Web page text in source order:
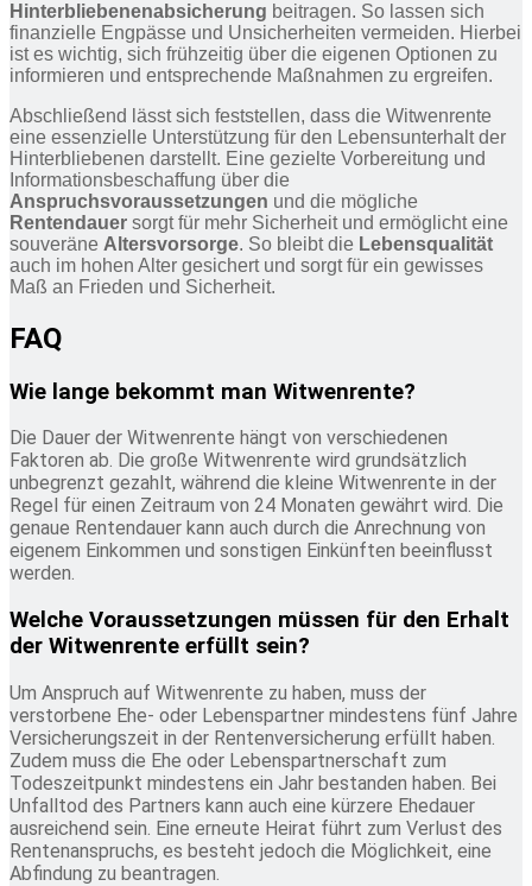
Hinterbliebenenabsicherung beitragen. So lassen sich
finanzielle Engpässe und Unsicherheiten vermeiden. Hierbei
ist es wichtig, sich frühzeitig über die eigenen Optionen zu
informieren und entsprechende Maßnahmen zu ergreifen.
Abschließend lässt sich feststellen, dass die Witwenrente
eine essenzielle Unterstützung für den Lebensunterhalt der
Hinterbliebenen darstellt. Eine gezielte Vorbereitung und
Informationsbeschaffung über die
Anspruchsvoraussetzungen und die mögliche
Rentendauer sorgt für mehr Sicherheit und ermöglicht eine
souveräne Altersvorsorge. So bleibt die Lebensqualität
auch im hohen Alter gesichert und sorgt für ein gewisses
Maß an Frieden und Sicherheit.
FAQ
Wie lange bekommt man Witwenrente?
Die Dauer der Witwenrente hängt von verschiedenen
Faktoren ab. Die große Witwenrente wird grundsätzlich
unbegrenzt gezahlt, während die kleine Witwenrente in der
Regel für einen Zeitraum von 24 Monaten gewährt wird. Die
genaue Rentendauer kann auch durch die Anrechnung von
eigenem Einkommen und sonstigen Einkünften beeinflusst
werden.
Welche Voraussetzungen müssen für den Erhalt
der Witwenrente erfüllt sein?
Um Anspruch auf Witwenrente zu haben, muss der
verstorbene Ehe- oder Lebenspartner mindestens fünf Jahre
Versicherungszeit in der Rentenversicherung erfüllt haben.
Zudem muss die Ehe oder Lebenspartnerschaft zum
Todeszeitpunkt mindestens ein Jahr bestanden haben. Bei
Unfalltod des Partners kann auch eine kürzere Ehedauer
ausreichend sein. Eine erneute Heirat führt zum Verlust des
Rentenanspruchs, es besteht jedoch die Möglichkeit, eine
Abfindung zu beantragen.